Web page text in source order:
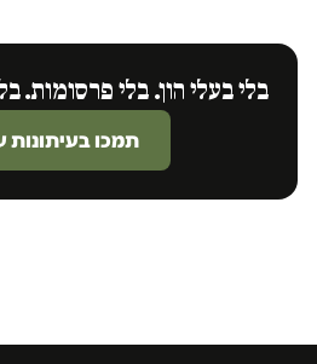
בלי בעלי הון. בלי פרסומות.
תמכו